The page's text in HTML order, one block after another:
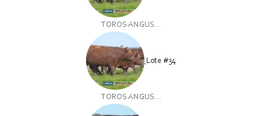
TOROS ANGUS...
Lote #34
TOROS ANGUS...